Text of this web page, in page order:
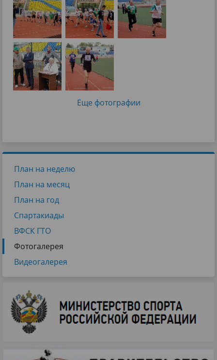
Еще фотографии
План на неделю
План на месяц
План на год
Спартакиады
ВФСК ГТО
Фотогалерея
Видеогалерея